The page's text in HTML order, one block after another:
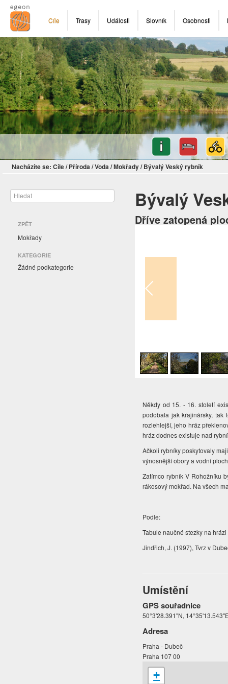
Cíle Trasy Události Slovník Osobnosti
Nacházíte se: Cíle/ Příroda/Voda/Mokřady/ Bývalý Veský rybník
ZPĚT
Mokřady
KATEGORIE
Žádné podkategorie
Bývalý
Dříve zatopená
Někdy od 15. - 16. století
podobala jak krajinářsky, tak
rozlehlejší, jeho hráz
hráz dodnes existuje nad
Ačkoli rybníky poskytovaly
výnosnější obory a vodní
Zatímco rybník V Rohožníku
rákosový mokřad. Na všech
Podle:
Tabule naučné stezky na
Jindřich, J. (1997), Tvrz v
Umístění
GPS souřadnice
50°3'28.391"N,
Adresa
Praha - Dubeč
Praha 107 00
+